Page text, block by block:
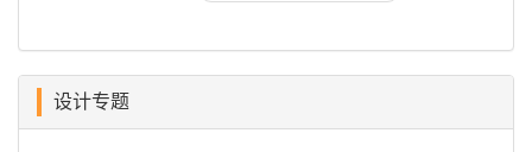
设计专题